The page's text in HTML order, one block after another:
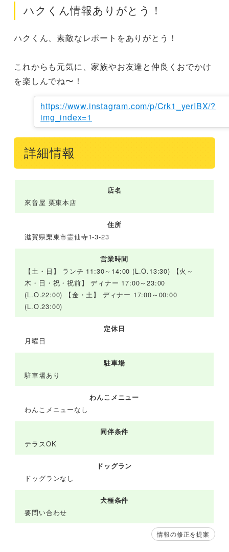
ハクくん情報ありがとう！
ハクくん、素敵なレポートをありがとう！
これからも元気に、家族やお友達と仲良くおでかけ
を楽しんでね〜！
https://www.instagram.com/p/Crk1_yerIBX/?
img_index=1
詳細情報
店名
來音屋 栗東本店
住所
滋賀県栗東市霊仙寺1-3-23
営業時間
【土・日】 ランチ 11:30～14:00 (L.O.13:30) 【火～
木・日・祝・祝前】 ディナー 17:00～23:00
(L.O.22:00) 【金・土】 ディナー 17:00～00:00
(L.O.23:00)
定休日
月曜日
駐車場
駐車場あり
わんこメニュー
わんこメニューなし
同伴条件
テラスOK
ドッグラン
ドッグランなし
犬種条件
要問い合わせ
情報の修正を提案